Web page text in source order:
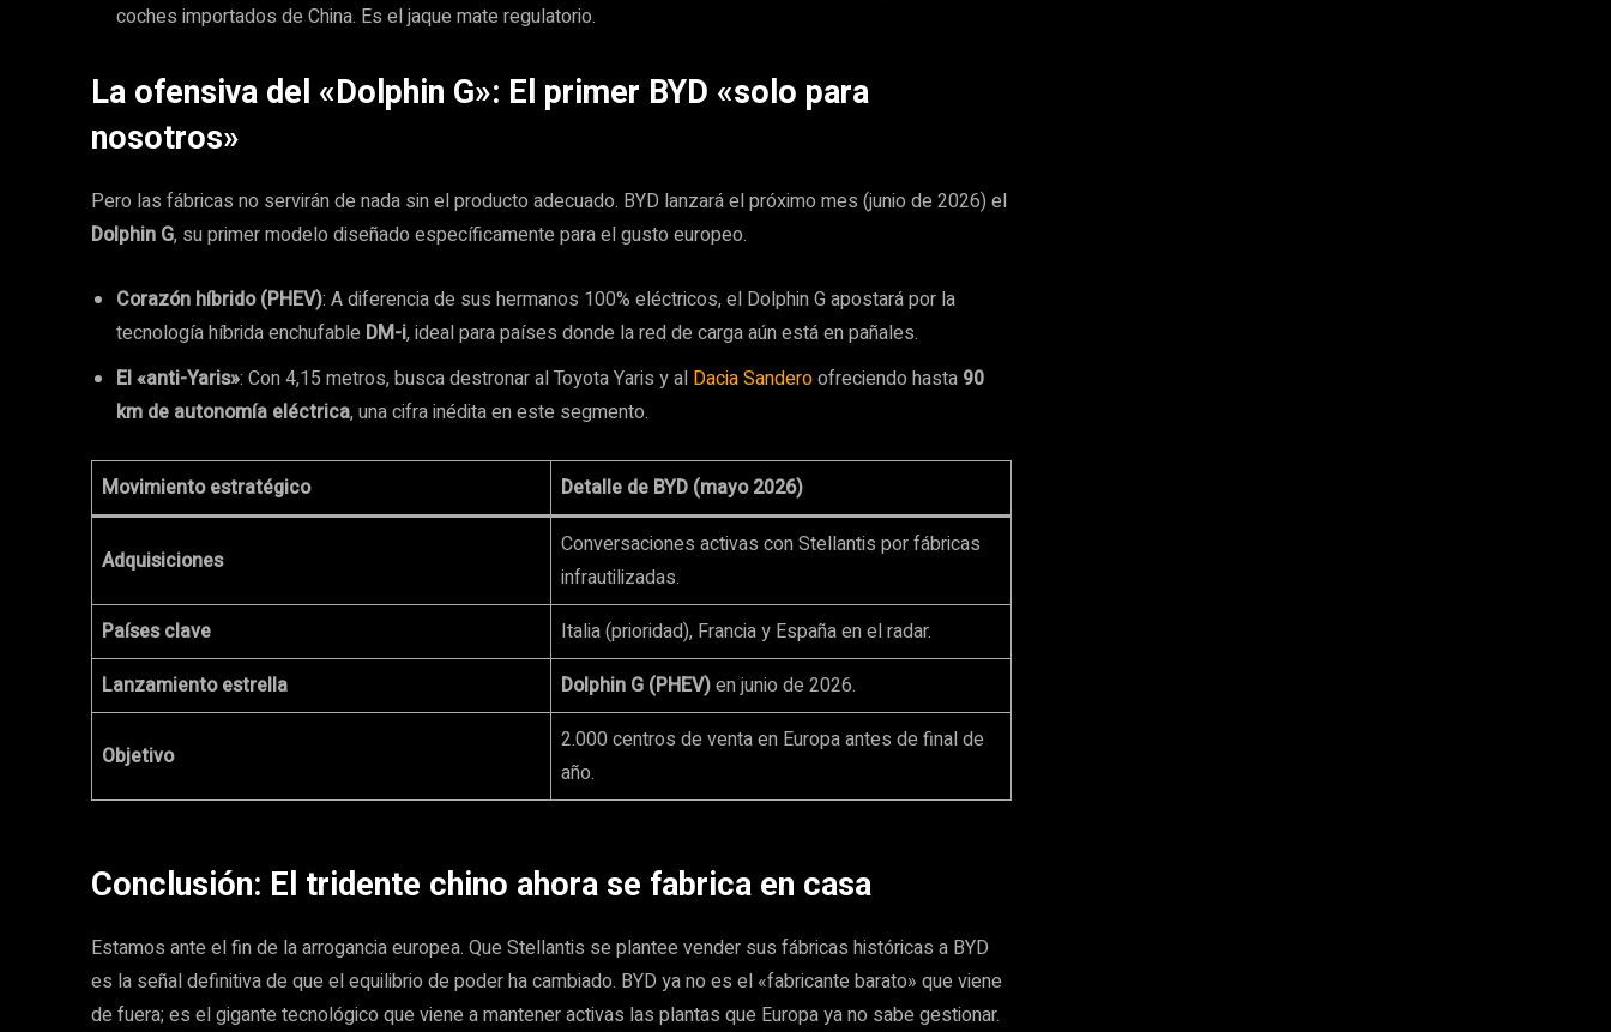
coches importados de China. Es el jaque mate regulatorio.
La ofensiva del «Dolphin G»: El primer BYD «solo para
nosotros»
Pero las fábricas no servirán de nada sin el producto adecuado. BYD lanzará el próximo mes (junio de 2026) el
Dolphin G, su primer modelo diseñado específicamente para el gusto europeo.
Corazón híbrido (PHEV): A diferencia de sus hermanos 100% eléctricos, el Dolphin G apostará por la
tecnología híbrida enchufable DM-i, ideal para países donde la red de carga aún está en pañales.
El «anti-Yaris»: Con 4,15 metros, busca destronar al Toyota Yaris y al Dacia Sanderoofreciendo hasta 90
km de autonomía eléctrica, una cifra inédita en este segmento.
Movimiento estratégico Detalle de BYD (mayo 2026)
Adquisiciones
Conversaciones activas con Stellantis por fábricas
infrautilizadas.
Países clave
Italia (prioridad), Francia y España en el radar.
Lanzamiento estrella
Dolphin G (PHEV)en junio de 2026.
Objetivo
2.000 centros de venta en Europa antes de final de
año.
Conclusión: El tridente chino ahora se fabrica en casa
Estamos ante el fin de la arrogancia europea. Que Stellantis se plantee vender sus fábricas históricas a BYD
es la señal definitiva de que el equilibrio de poder ha cambiado. BYD ya no es el «fabricante barato» que viene
de fuera; es el gigante tecnológico que viene a mantener activas las plantas que Europa ya no sabe gestionar.